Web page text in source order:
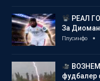
РЕАЛ
За
Плусинфо
фудбалер